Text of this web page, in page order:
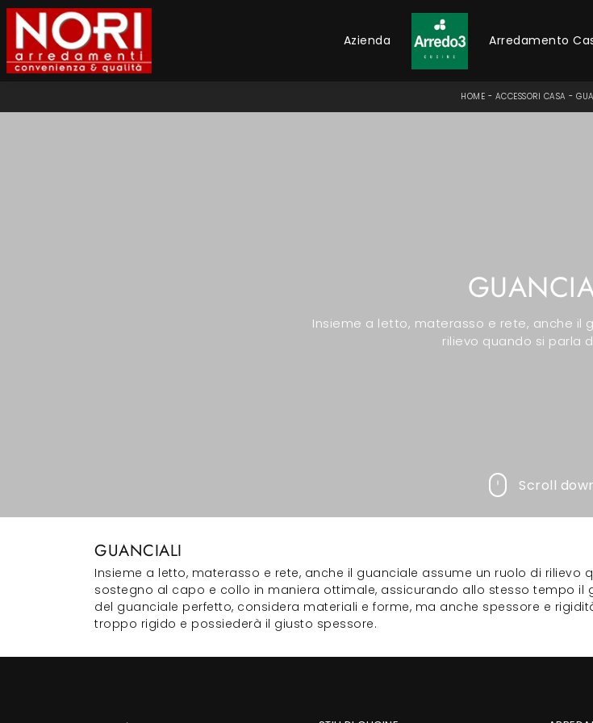
Azienda Arredamento
HOME - ACCESSORI CASA -
Insieme a letto, materasso e rete, anche il
rilievo quando si parla
Scroll
GUANCIALI
Insieme a letto, materasso e rete, anche il guanciale assume un ruolo di
sostegno al capo e collo in maniera ottimale, assicurando allo stesso tempo
del guanciale perfetto, considera materiali e forme, ma anche spessore e
troppo rigido e possiederà il giusto spessore.